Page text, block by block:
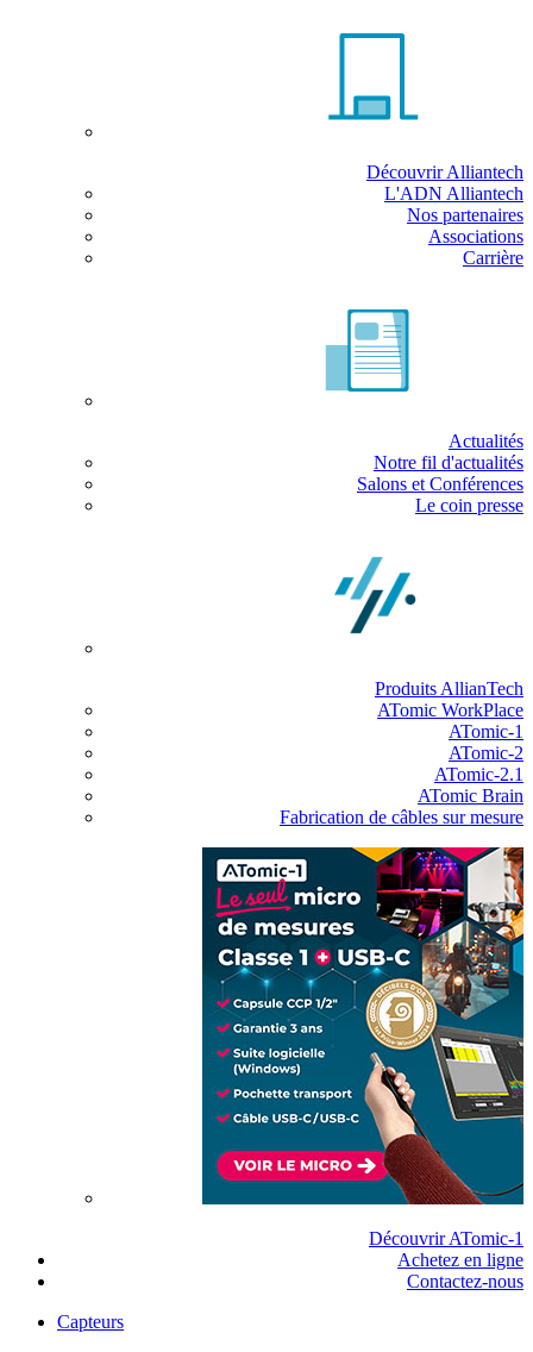
Découvrir Alliantech
L'ADN Alliantech
Nos partenaires
Associations
Carrière
Actualités
Notre fil d'actualités
Salons et Conférences
Le coin presse
Produits AllianTech
ATomic WorkPlace
ATomic-1
ATomic-2
ATomic-2.1
ATomic Brain
Fabrication de câbles sur mesure
Découvrir ATomic-1
Achetez en ligne
Contactez-nous
Capteurs